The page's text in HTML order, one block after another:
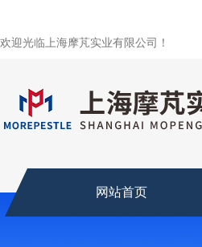
欢迎光临上海摩芃实业有限公司！
网站首页